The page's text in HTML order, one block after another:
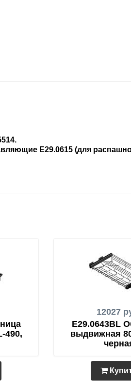
E29.0615 (для
490,
12027
E29.0643BL
выдвижная